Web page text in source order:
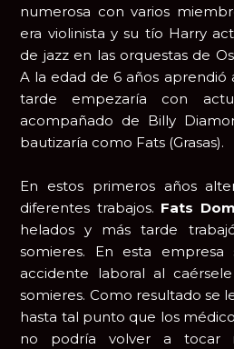
numerosa con varios
era violinista y su tío Harry
de jazz en las orquestas de
A la edad de 6 años aprendió
tarde empezaría con
acompañado de Billy
bautizaría como Fats (Grasas).
En estos primeros años
diferentes trabajos. Fats
helados y más tarde
somieres. En esta
accidente laboral al
somieres. Como resultado se
hasta tal punto que los
no podría volver a tocar